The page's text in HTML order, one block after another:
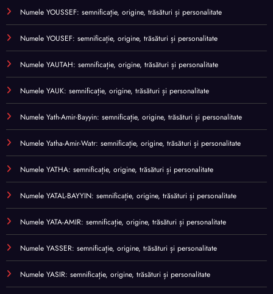
Numele YOUSSEF: semnificație, origine, trăsături și personalitate
Numele YOUSEF: semnificație, origine, trăsături și personalitate
Numele YAUTAH: semnificație, origine, trăsături și personalitate
Numele YAUK: semnificație, origine, trăsături și personalitate
Numele Yath-Amir-Bayyin: semnificație, origine, trăsături și personalitate
Numele Yatha-Amir-Watr: semnificație, origine, trăsături și personalitate
Numele YATHA: semnificație, origine, trăsături și personalitate
Numele YATAL-BAYYIN: semnificație, origine, trăsături și personalitate
Numele YATA-AMIR: semnificație, origine, trăsături și personalitate
Numele YASSER: semnificație, origine, trăsături și personalitate
Numele YASIR: semnificație, origine, trăsături și personalitate